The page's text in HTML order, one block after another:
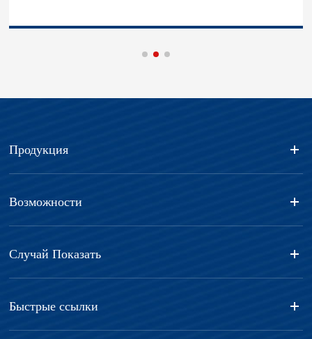
Продукция
Возможности
Случай Показать
Быстрые ссылки